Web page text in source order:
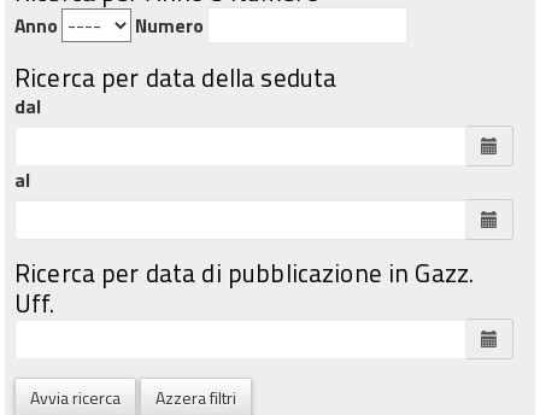
Anno Numero
Ricerca per data della seduta
dal
al
Ricerca per data di pubblicazione in Gazz.
Uff.
Avvia ricerca Azzera filtri